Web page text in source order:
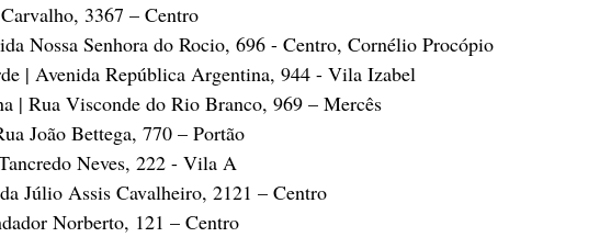
3367 – Centro
Nossa Senhora do Rocio, 696 - Centro, Cornélio Procópio
| Avenida República Argentina, 944 - Vila Izabel
| Rua Visconde do Rio Branco, 969 – Mercês
João Bettega, 770 – Portão
Neves, 222 - Vila A
Júlio Assis Cavalheiro, 2121 – Centro
Norberto, 121 – Centro